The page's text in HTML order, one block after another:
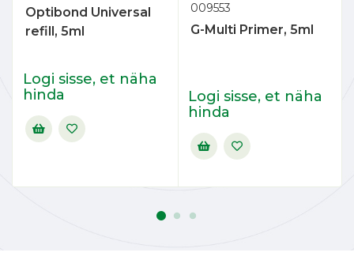
Optibond Universal
refill, 5ml
Logi sisse, et näha
hinda
009553
G-Multi Primer, 5ml
Logi sisse, et näha
hinda